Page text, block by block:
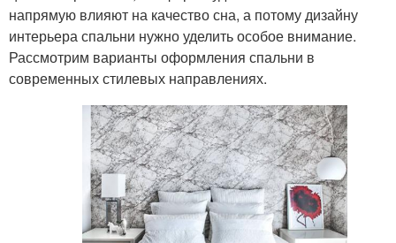
напрямую влияют на качество сна, а потому дизайну
интерьера спальни нужно уделить особое внимание.
Рассмотрим варианты оформления спальни в
современных стилевых направлениях.